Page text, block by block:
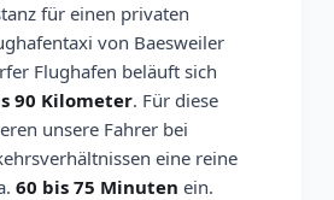
für einen privaten
von Baesweiler
Flughafen beläuft sich
90 Kilometer. Für diese
unsere Fahrer bei
eine reine
60 bis 75 Minuten ein.